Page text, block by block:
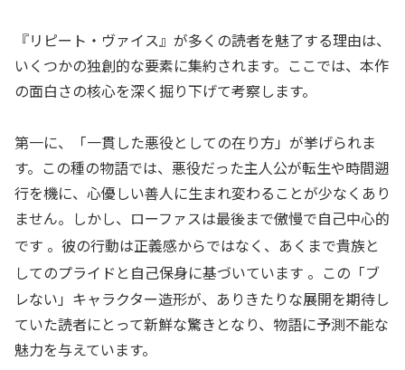
『リピート・ヴァイス』が多くの読者を魅了する理由は、
いくつかの独創的な要素に集約されます。ここでは、本作
の面白さの核心を深く掘り下げて考察します。
第一に、「一貫した悪役としての在り方」が挙げられま
す。この種の物語では、悪役だった主人公が転生や時間遡
行を機に、心優しい善人に生まれ変わることが少なくあり
ません。しかし、ローファスは最後まで傲慢で自己中心的
です 。彼の行動は正義感からではなく、あくまで貴族と
してのプライドと自己保身に基づいています 。この「ブ
レない」キャラクター造形が、ありきたりな展開を期待し
ていた読者にとって新鮮な驚きとなり、物語に予測不能な
魅力を与えています。